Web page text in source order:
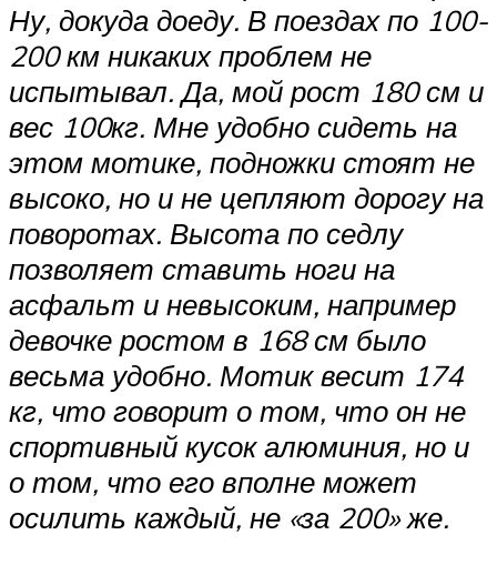
Ну, докуда доеду. В поездах по 100-
200 км никаких проблем не
испытывал. Да, мой рост 180 см и
вес 100кг. Мне удобно сидеть на
этом мотике, подножки стоят не
высоко, но и не цепляют дорогу на
поворотах. Высота по седлу
позволяет ставить ноги на
асфальт и невысоким, например
девочке ростом в 168 см было
весьма удобно. Мотик весит 174
кг, что говорит о том, что он не
спортивный кусок алюминия, но и
о том, что его вполне может
осилить каждый, не «за 200» же.